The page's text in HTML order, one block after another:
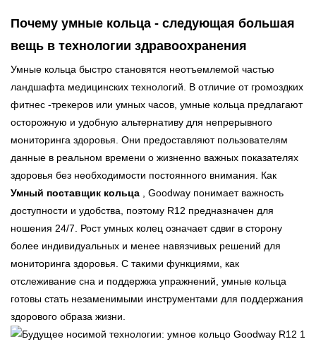
Почему умные кольца - следующая большая
вещь в технологии здравоохранения
Умные кольца быстро становятся неотъемлемой частью
ландшафта медицинских технологий. В отличие от громоздких
фитнес -трекеров или умных часов, умные кольца предлагают
осторожную и удобную альтернативу для непрерывного
мониторинга здоровья. Они предоставляют пользователям
данные в реальном времени о жизненно важных показателях
здоровья без необходимости постоянного внимания. Как
Умный поставщик кольца , Goodway понимает важность
доступности и удобства, поэтому R12 предназначен для
ношения 24/7. Рост умных колец означает сдвиг в сторону
более индивидуальных и менее навязчивых решений для
мониторинга здоровья. С такими функциями, как
отслеживание сна и поддержка упражнений, умные кольца
готовы стать незаменимыми инструментами для поддержания
здорового образа жизни.